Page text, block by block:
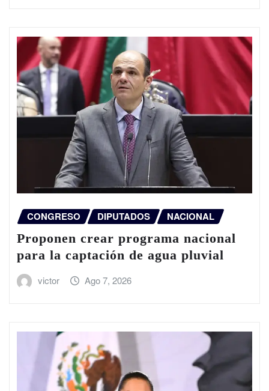
CONGRESO DIPUTADOS NACIONAL
Proponen crear programa nacional
para la captación de agua pluvial
victor Ago 7, 2026